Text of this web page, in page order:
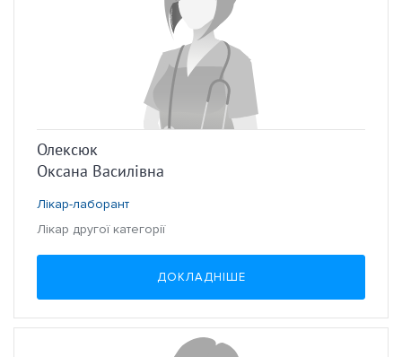
Олексюк
Оксана Василівна
Лікар-лаборант
Лікар другої категорії
ДОКЛАДНІШЕ